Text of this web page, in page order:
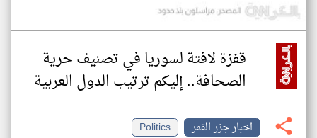
قفزة لافتة لسوريا في تصنيف حرية
الصحافة.. إليكم ترتيب الدول العربية
اخبار جزر القمر
Politics